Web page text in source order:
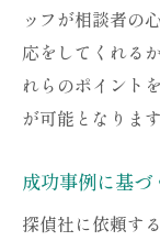
ッフが相談者の
応をしてくれる
れらのポイント
が可能となります
成功事例に基
探偵社に依頼す